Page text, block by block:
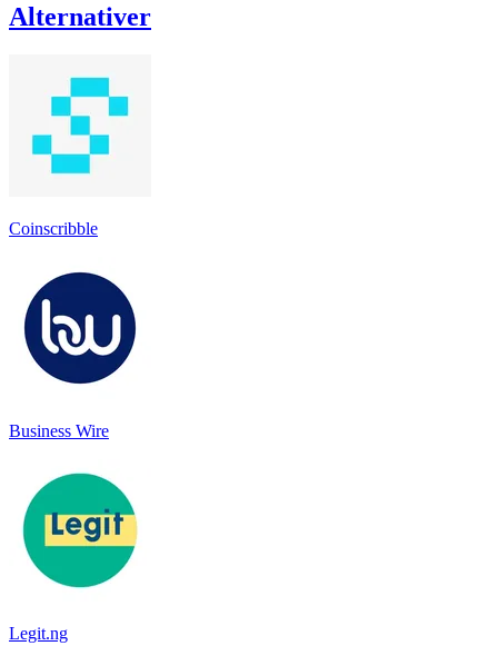
Alternativer
Coinscribble
Business Wire
Legit.ng